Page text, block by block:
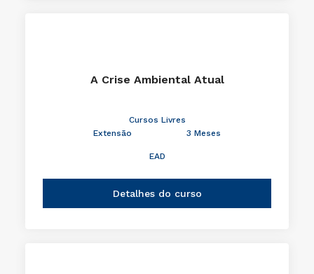
A Crise Ambiental Atual
Cursos Livres
Extensão
3 Meses
EAD
Detalhes do curso